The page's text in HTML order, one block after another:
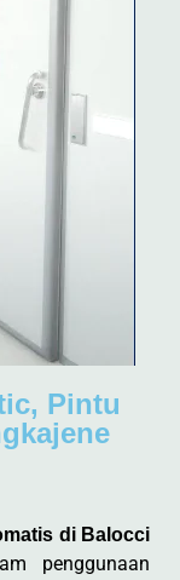
Pintu
di Balocci
penggunaan